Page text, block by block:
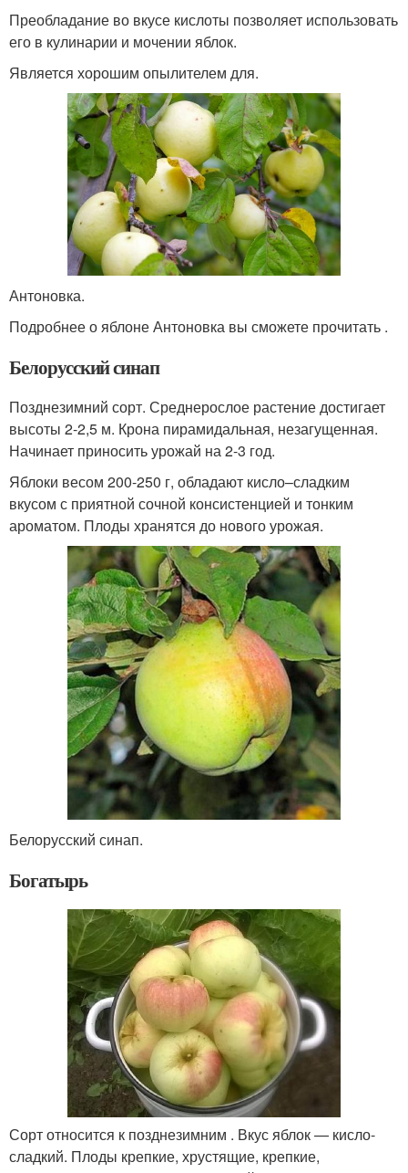
Преобладание во вкусе кислоты позволяет использовать
его в кулинарии и мочении яблок.
Является хорошим опылителем для.
Антоновка.
Подробнее о яблоне Антоновка вы сможете прочитать .
Белорусский синап
Позднезимний сорт. Среднерослое растение достигает
высоты 2-2,5 м. Крона пирамидальная, незагущенная.
Начинает приносить урожай на 2-3 год.
Яблоки весом 200-250 г, обладают кисло–сладким
вкусом с приятной сочной консистенцией и тонким
ароматом. Плоды хранятся до нового урожая.
Белорусский синап.
Богатырь
Сорт относится к позднезимним . Вкус яблок — кисло-
сладкий. Плоды крепкие, хрустящие, крепкие,